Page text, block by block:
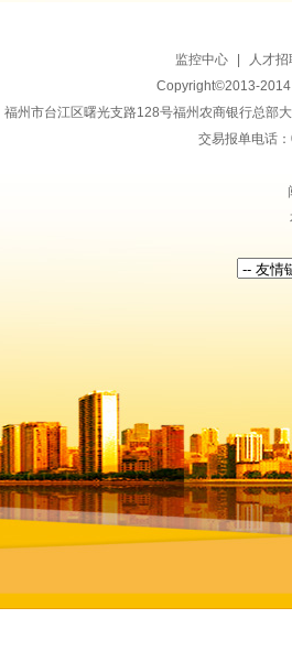
监控中心
人才招
Copyright©2013-
福州市台江区曙光支路128号福州农商银行总
交易报单电话